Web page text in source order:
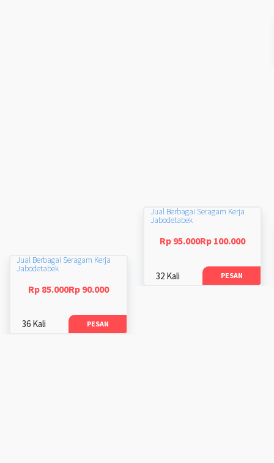
Jual Berbagai Seragam Kerja
Jabodetabek
Rp 95.000Rp 100.000
32 Kali PESAN
Jual Berbagai Seragam Kerja
Jabodetabek
Rp 85.000Rp 90.000
36 Kali PESAN